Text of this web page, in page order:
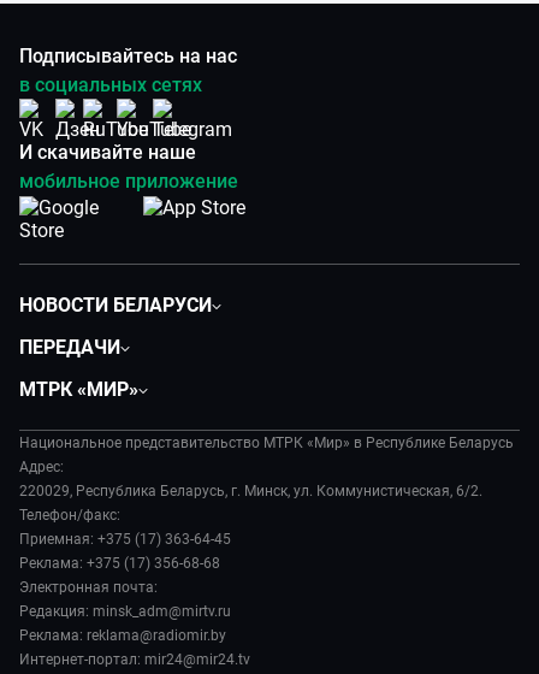
Подписывайтесь на нас
в социальных сетях
И скачивайте наше
мобильное приложение
НОВОСТИ БЕЛАРУСИ
Экономика
Происшествия
Наука и технологии
Здоровье и медицина
Авто
Культура
Спорт
ПЕРЕДАЧИ
Все как у людей
Вместе выгодно
Евразия. Культурно
Евразия. Регионы
Наши иностранцы
Пять причин поехать в...
Сделано в Содружестве
МТРК «МИР»
История
Руководство
Лица мира
Новости
Пресса о нас
Карьера
Реклама
Национальное представительство МТРК «Мир» в Республике Беларусь
Адрес:
220029, Республика Беларусь, г. Минск, ул. Коммунистическая, 6/2.
Телефон/факс:
Приемная: +375 (17) 363-64-45
Реклама: +375 (17) 356-68-68
Электронная почта:
Редакция: minsk_adm@mirtv.ru
Реклама: reklama@radiomir.by
Интернет-портал: mir24@mir24.tv